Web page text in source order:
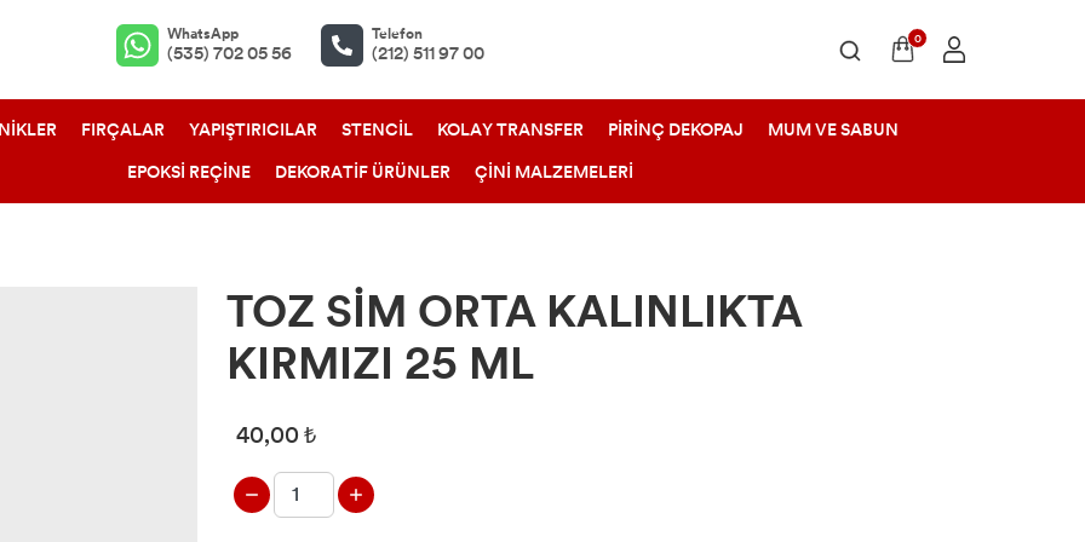
WhatsApp
(535) 702 05 56
Telefon
(212) 511 97 00
0
FIRÇALAR YAPIŞTIRICILAR STENCİL KOLAY TRANSFER PİRİNÇ DEKOPAJ
MUM VE SABUN
EPOKSİ REÇİNE
DEKORATİF ÜRÜNLER ÇİNİ MALZEMELERİ
TOZ SİM ORTA KALINLIKTA
KIRMIZI 25 ML
40,00 ₺